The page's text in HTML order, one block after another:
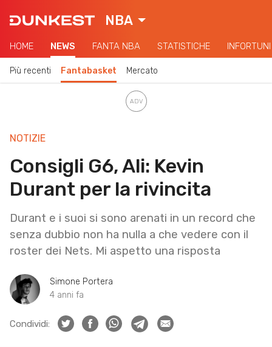
NBA
HOME NEWS FANTA NBA STATISTICHE INFORTUNI
Più recenti Fantabasket Mercato
NOTIZIE
Consigli G6, Ali: Kevin
Durant per la rivincita
Durant e i suoi si sono arenati in un record che
senza dubbio non ha nulla a che vedere con il
roster dei Nets. Mi aspetto una risposta
Simone Portera
4 anni fa
Condividi: